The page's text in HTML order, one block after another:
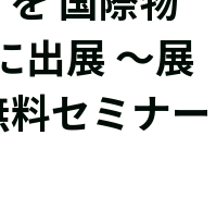
出展 ～展
セミナー